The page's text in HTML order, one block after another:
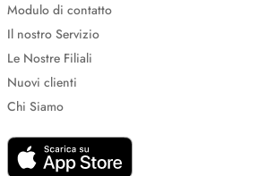
Modulo di contatto
Il nostro Servizio
Le Nostre Filiali
Nuovi clienti
Chi Siamo